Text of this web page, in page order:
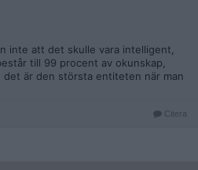
är lite smartare än andra men
jag pratar om en layer som jag
inte att det skulle vara intelligent,
till 99 procent av okunskap,
är den största entiteten när man
Citera